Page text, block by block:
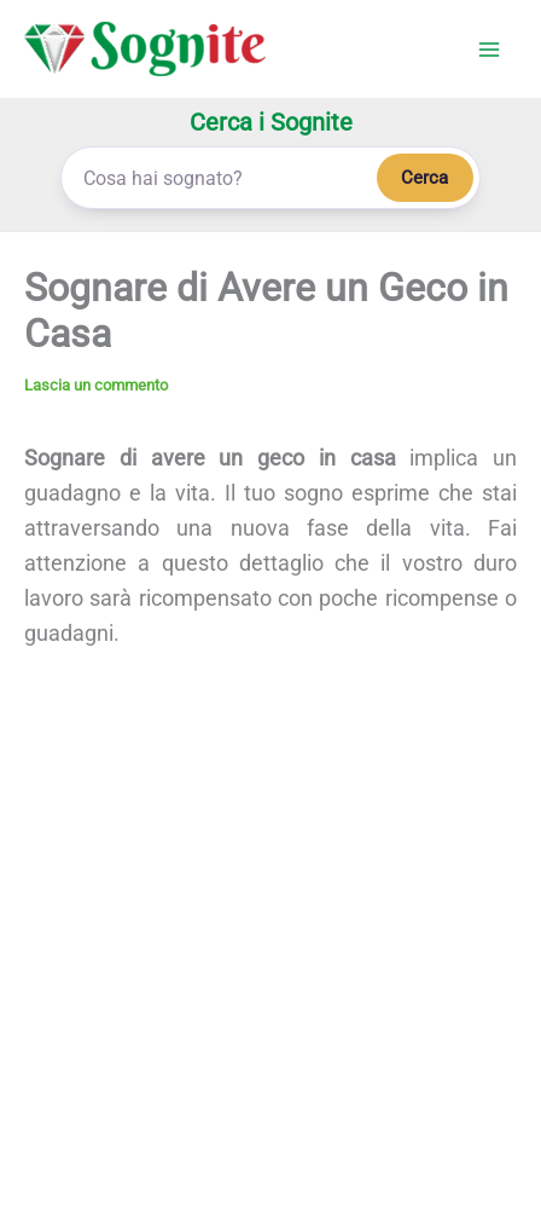
Cerca i Sognite
Cerca
Sognare di Avere un Geco in
Casa
Lascia un commento
Sognare di avere un geco in casaimplica un
guadagno e la vita. Il tuo sogno esprime che stai
attraversando una nuova fase della vita. Fai
attenzione a questo dettaglio che il vostro duro
lavoro sarà ricompensato con poche ricompense o
guadagni.